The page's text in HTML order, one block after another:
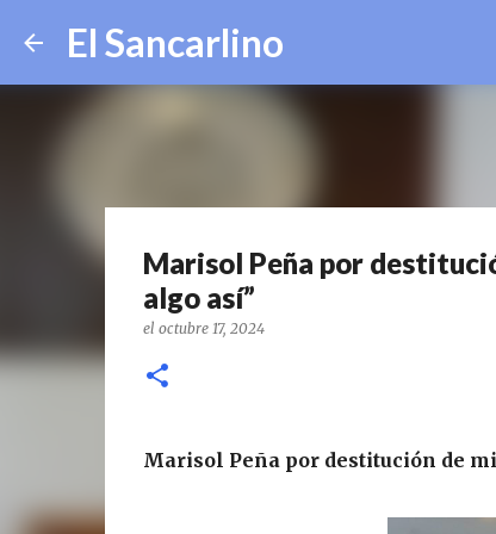
El Sancarlino
Marisol Peña por
algo así”
el octubre 17, 2024
Marisol Peña por destitución de